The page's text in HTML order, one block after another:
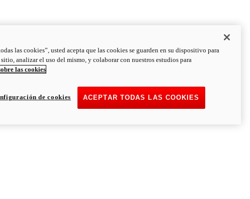
las cookies”, usted acepta que las cookies se guarden en su dispositivo para
analizar el uso del mismo, y colaborar con nuestros estudios para
las cookies
ACEPTAR TODAS LAS COOKIES
de cookies